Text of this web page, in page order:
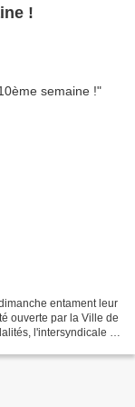
!
entament leur
ouverte par la Ville de
l'intersyndicale et